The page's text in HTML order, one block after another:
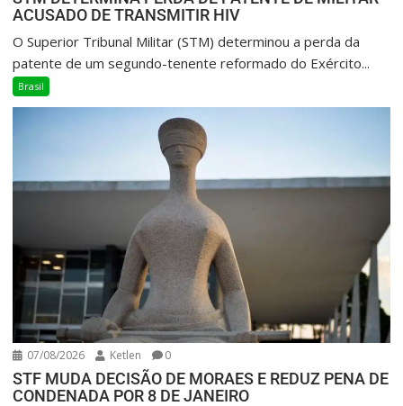
ACUSADO DE TRANSMITIR HIV
O Superior Tribunal Militar (STM) determinou a perda da
patente de um segundo-tenente reformado do Exército...
Brasil
07/08/2026 Ketlen 0
STF MUDA DECISÃO DE MORAES E REDUZ PENA DE
CONDENADA POR 8 DE JANEIRO